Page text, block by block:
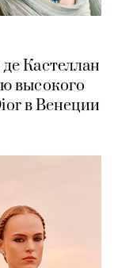
Кастеллан
высокого
в Венеции